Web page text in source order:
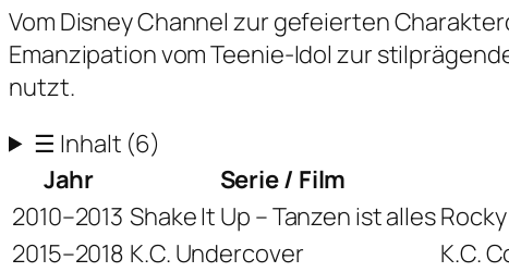
Vom Disney Channel zur gefeierten
Emanzipation vom Teenie-Idol zur
nutzt.
☰ Inhalt (6)
Jahr
Serie / Film
2010–2013 Shake It Up – Tanzen ist alles
2015–2018 K.C. Undercover K.C.